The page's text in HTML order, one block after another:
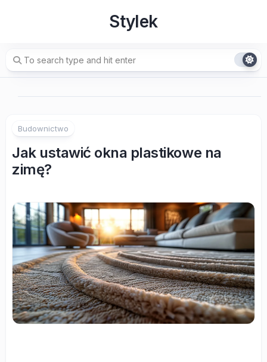
Stylek
Budownictwo
Jak ustawić okna plastikowe na
zimę?